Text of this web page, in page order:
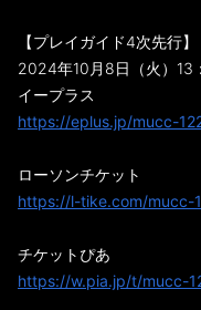
【プレイガイド4次先行】
2024年10月8日（火）13
イープラス
https://eplus.jp/mucc-
ローソンチケット
https://l-tike.com/mucc-
チケットぴあ
https://w.pia.jp/t/mucc-